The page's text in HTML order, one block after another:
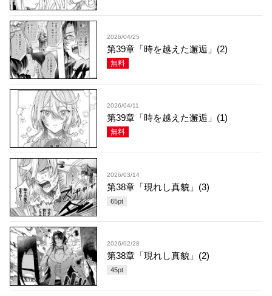
2026/04/25
第39章「時を越えた邂逅」(2)
無料
2026/04/11
第39章「時を越えた邂逅」(1)
無料
2026/03/14
第38章「現れし真貌」(3)
65pt
2026/02/28
第38章「現れし真貌」(2)
45pt